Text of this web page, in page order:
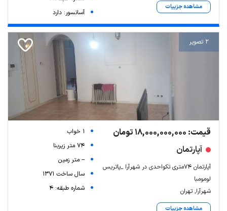
مشاهده جزییات
آسانسور: دارد
2 تصویر
قیمت: 18,000,000,000 تومان
آپارتمان
آپارتمان ۷۴متری تکواحدی در شهرآرا _پاتریس
لومومبا
شهرآرا, تهران
مشاهده جزییات
1 خواب
74 متر زیربنا
-- متر زمین
سال ساخت 1371
شماره طبقه: 4